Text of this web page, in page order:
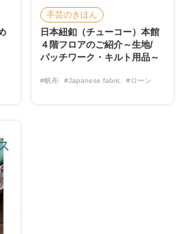
手芸のきほん
日本紐釦（チューコー）本館
４階フロアのご紹介～生地/
パッチワーク・キルト用品～
#帆布 #Japanese fabric #ローン